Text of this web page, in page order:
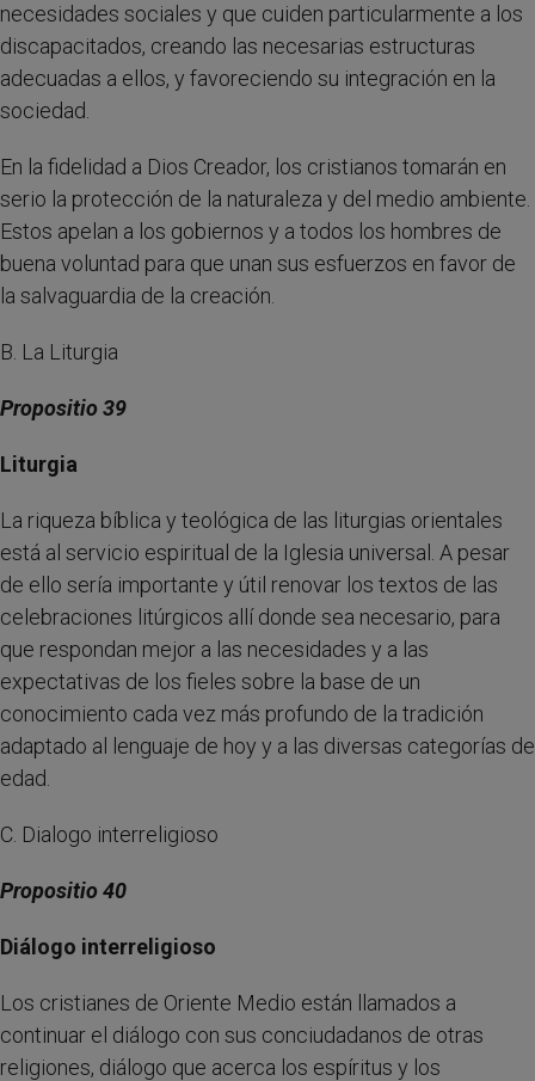
necesidades sociales y que cuiden particularmente a los
discapacitados, creando las necesarias estructuras
adecuadas a ellos, y favoreciendo su integración en la
sociedad.
En la fidelidad a Dios Creador, los cristianos tomarán en
serio la protección de la naturaleza y del medio ambiente.
Estos apelan a los gobiernos y a todos los hombres de
buena voluntad para que unan sus esfuerzos en favor de
la salvaguardia de la creación.
B. La Liturgia
Propositio 39
Liturgia
La riqueza bíblica y teológica de las liturgias orientales
está al servicio espiritual de la Iglesia universal. A pesar
de ello sería importante y útil renovar los textos de las
celebraciones litúrgicos allí donde sea necesario, para
que respondan mejor a las necesidades y a las
expectativas de los fieles sobre la base de un
conocimiento cada vez más profundo de la tradición
adaptado al lenguaje de hoy y a las diversas categorías de
edad.
C. Dialogo interreligioso
Propositio 40
Diálogo interreligioso
Los cristianes de Oriente Medio están llamados a
continuar el diálogo con sus conciudadanos de otras
religiones, diálogo que acerca los espíritus y los